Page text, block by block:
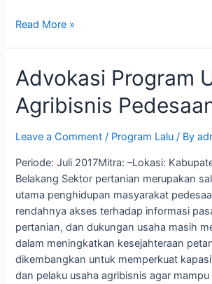
Read More »
Advokasi Program
Agribisnis
Leave a Comment / Program Lalu / By
Periode: Juli 2017Mitra: –Lokasi:
Belakang Sektor pertanian merupakan
utama penghidupan masyarakat
rendahnya akses terhadap informasi
pertanian, dan dukungan usaha masih
dalam meningkatkan kesejahteraan
dikembangkan untuk memperkuat
dan pelaku usaha agribisnis agar